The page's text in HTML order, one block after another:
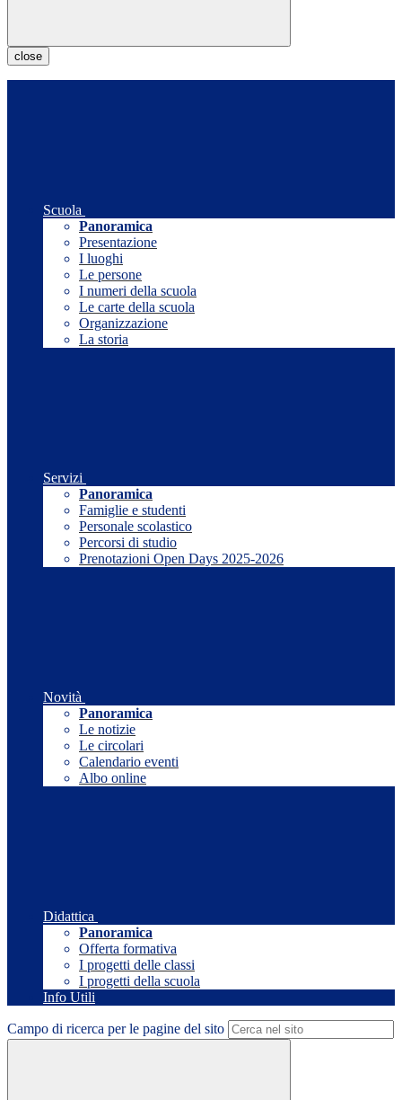
close
Scuola
Panoramica
Presentazione
I luoghi
Le persone
I numeri della scuola
Le carte della scuola
Organizzazione
La storia
Servizi
Panoramica
Famiglie e studenti
Personale scolastico
Percorsi di studio
Prenotazioni Open Days 2025-2026
Novità
Panoramica
Le notizie
Le circolari
Calendario eventi
Albo online
Didattica
Panoramica
Offerta formativa
I progetti delle classi
I progetti della scuola
Info Utili
Campo di ricerca per le pagine del sito